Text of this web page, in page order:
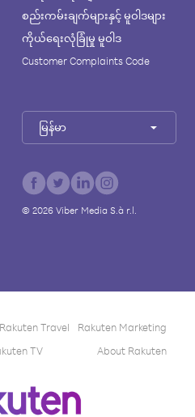
စည်းကမ်းချက်များနှင့် မူဝါဒများ
ကိုယ်ရေးလုံခြုံမှု မူဝါဒ
Customer Complaints Code
မြန်မာ
© 2026Viber Media S.à r.l.
Rakuten Travel
Rakuten Marketing
TV About Rakuten